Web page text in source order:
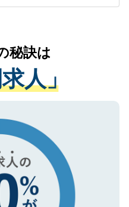
ータはご本人の許可
いについての厳密な
業者のみに付与され
クを取得済みです。
もご安心ください。
療機関の状況や紹介
適切なアドバイスを
すぐにご転職をされ
サポートが可能です
ださい。
秘訣は
人」